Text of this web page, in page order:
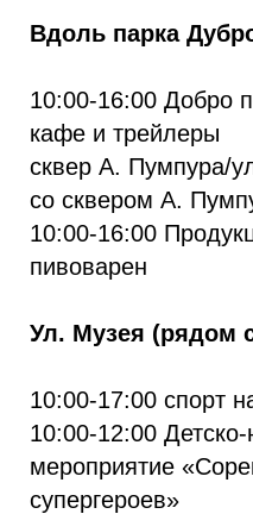
Вдоль парка
10:00-16:00 Добро
кафе и трейлеры
сквер А. Пумпура/
со сквером А.
10:00-16:00
пивоварен
Ул. Музея (рядом
10:00-17:00 спорт
10:00-12:00
мероприятие
супергероев»